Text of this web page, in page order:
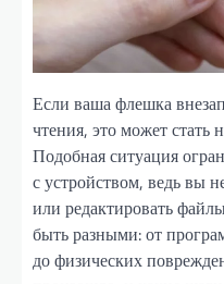
Если ваша флешка
чтения, это может стать
Подобная ситуация
с устройством, ведь вы
или редактировать
быть разными: от
до физических